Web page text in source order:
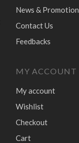
News & Promotion
Contact Us
Feedbacks
MY ACCOUNT
My account
Wishlist
Checkout
Cart